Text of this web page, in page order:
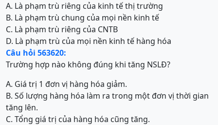
A. Là phạm trù riêng của kinh tế thị trường
B. Là phạm trù chung của mọi nền kinh tế
C. Là phạm trù riêng của CNTB
D. Là phạm trù của mọi nền kinh tế hàng hóa
Câu hỏi 563620:
Trường hợp nào không đúng khi tăng NSLĐ?
A. Giá trị 1 đơn vị hàng hóa giảm.
B. Số lượng hàng hóa làm ra trong một đơn vị thời gian
tăng lên.
C. Tổng giá trị của hàng hóa cũng tăng.